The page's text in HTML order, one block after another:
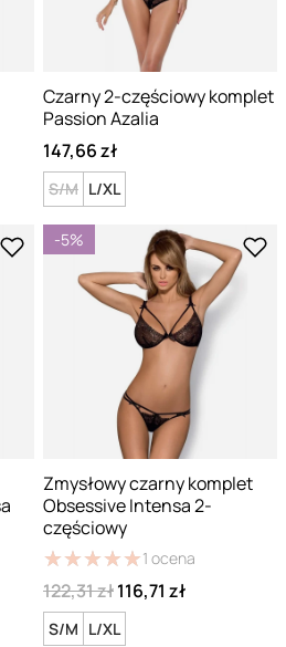
Czarny 2-częściowy komplet
Passion Azalia
147,66 zł
S/M L/XL
-5%
Zmysłowy czarny komplet
Obsessive Intensa 2-
częściowy
★★★★★
★★★★★1 ocena
122,31 zł116,71 zł
S/M L/XL